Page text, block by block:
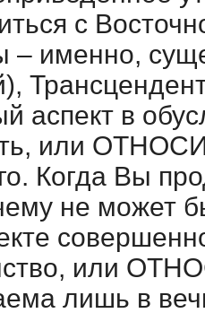
с
– именно,
аспект в
или
Когда Вы
не может
или
лишь в